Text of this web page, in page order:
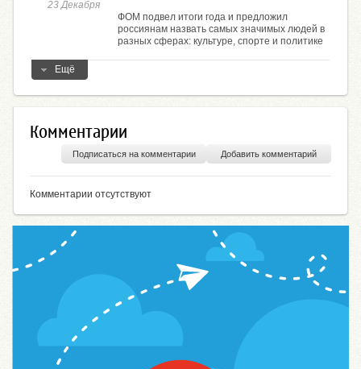
23 Декабря
ФОМ подвел итоги года и предложил
россиянам назвать самых значимых людей в
разных сферах: культуре, спорте и политике
Ещё
Комментарии
Добавить комментарий
Подписаться на комментарии
Комментарии отсутствуют